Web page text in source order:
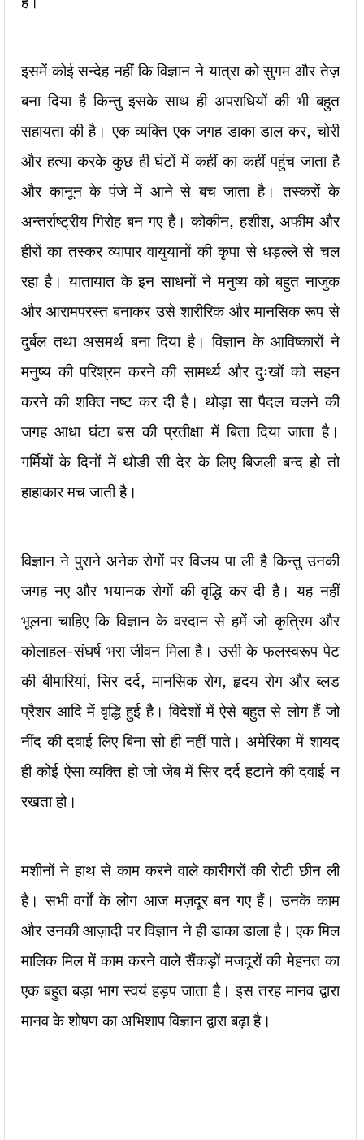
इसमें कोई सन्देह नहीं कि विज्ञान ने यात्रा को सुगम और तेज़
बना दिया है किन्तु इसके साथ ही अपराधियों की भी बहुत
सहायता की है। एक व्यक्ति एक जगह डाका डाल कर, चोरी
और हत्या करके कुछ ही घंटों में कहीं का कहीं पहुंच जाता है
और कानून के पंजे में आने से बच जाता है। तस्करों के
अन्तर्राष्ट्रीय गिरोह बन गए हैं। कोकीन, हशीश, अफीम और
हीरों का तस्कर व्यापार वायुयानों की कृपा से धड़ल्ले से चल
रहा है। यातायात के इन साधनों ने मनुष्य को बहुत नाजुक
और आरामपरस्त बनाकर उसे शारीरिक और मानसिक रूप से
दुर्बल तथा असमर्थ बना दिया है। विज्ञान के आविष्कारों ने
मनुष्य की परिश्रम करने की सामर्थ्य और दुःखों को सहन
करने की शक्ति नष्ट कर दी है। थोड़ा सा पैदल चलने की
जगह आधा घंटा बस की प्रतीक्षा में बिता दिया जाता है।
गर्मियों के दिनों में थोडी सी देर के लिए बिजली बन्द हो तो
हाहाकार मच जाती है।
विज्ञान ने पुराने अनेक रोगों पर विजय पा ली है किन्तु उनकी
जगह नए और भयानक रोगों की वृद्धि कर दी है। यह नहीं
भूलना चाहिए कि विज्ञान के वरदान से हमें जो कृत्रिम और
कोलाहल-संघर्ष भरा जीवन मिला है। उसी के फलस्वरूप पेट
की बीमारियां, सिर दर्द, मानसिक रोग, हृदय रोग और ब्लड
प्रैशर आदि में वृद्धि हुई है। विदेशों में ऐसे बहुत से लोग हैं जो
नींद की दवाई लिए बिना सो ही नहीं पाते। अमेरिका में शायद
ही कोई ऐसा व्यक्ति हो जो जेब में सिर दर्द हटाने की दवाई न
रखता हो।
मशीनों ने हाथ से काम करने वाले कारीगरों की रोटी छीन ली
है। सभी वर्गों के लोग आज मज़दूर बन गए हैं। उनके काम
और उनकी आज़ादी पर विज्ञान ने ही डाका डाला है। एक मिल
मालिक मिल में काम करने वाले सैंकड़ों मजदूरों की मेहनत का
एक बहुत बड़ा भाग स्वयं हड़प जाता है। इस तरह मानव द्वारा
मानव के शोषण का अभिशाप विज्ञान द्वारा बढ़ा है।